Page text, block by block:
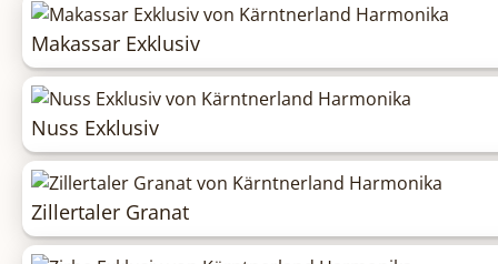
Makassar Exklusiv
Nuss Exklusiv
Zillertaler Granat